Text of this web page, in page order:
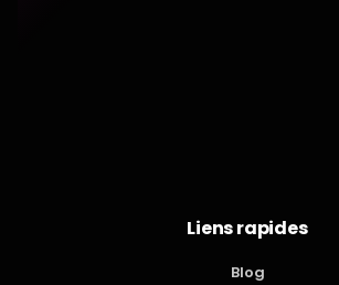
Liens rapides
Blog